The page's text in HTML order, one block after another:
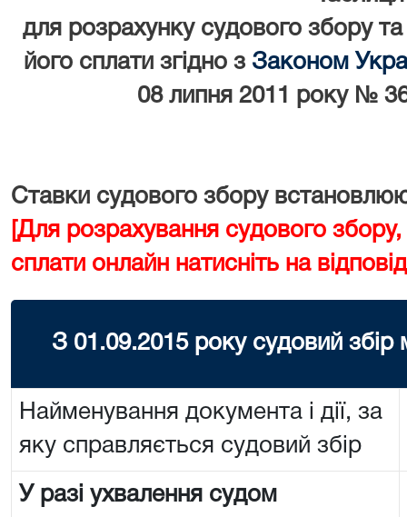
для розрахунку судового збору
його сплати згідно з Законом
08 липня 2011 року №
Ставки судового збору
[Для розрахування судового
сплати онлайн натисніть на
З 01.09.2015 року судовий
Найменування документа і дії, за
яку справляється судовий збір
У разі ухвалення судом